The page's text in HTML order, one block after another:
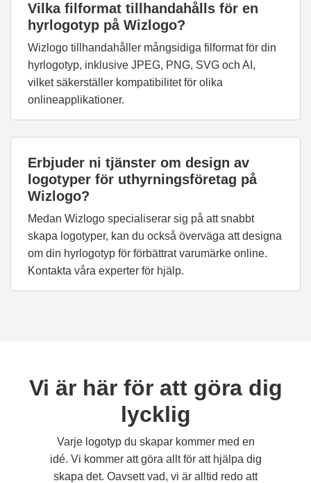
Vilka filformat tillhandahålls för en
hyrlogotyp på Wizlogo?
Wizlogo tillhandahåller mångsidiga filformat för din
hyrlogotyp, inklusive JPEG, PNG, SVG och AI,
vilket säkerställer kompatibilitet för olika
onlineapplikationer.
Erbjuder ni tjänster om design av
logotyper för uthyrningsföretag på
Wizlogo?
Medan Wizlogo specialiserar sig på att snabbt
skapa logotyper, kan du också överväga att designa
om din hyrlogotyp för förbättrat varumärke online.
Kontakta våra experter för hjälp.
Vi är här för att göra dig
lycklig
Varje logotyp du skapar kommer med en
idé. Vi kommer att göra allt för att hjälpa dig
skapa det. Oavsett vad, vi är alltid redo att